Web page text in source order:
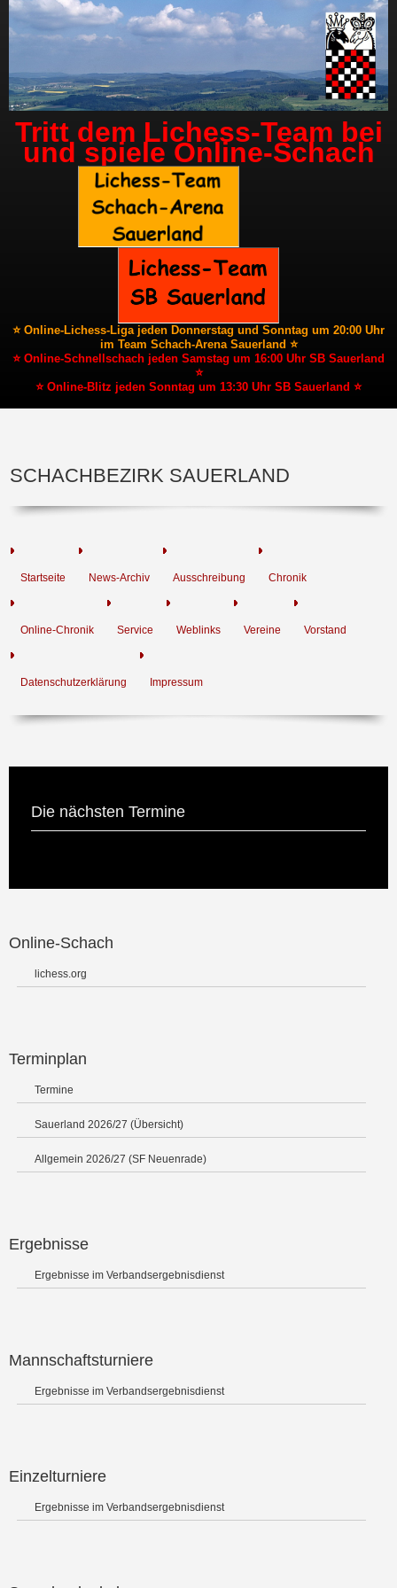
Tritt dem Lichess-Team bei
und spiele Online-Schach
⭐ Online-Lichess-Liga jeden Donnerstag und Sonntag um 20:00 Uhr
im Team Schach-Arena Sauerland ⭐
⭐ Online-Schnellschach jeden Samstag um 16:00 Uhr SB Sauerland
⭐
⭐ Online-Blitz jeden Sonntag um 13:30 Uhr SB Sauerland ⭐
SCHACHBEZIRK SAUERLAND
Startseite News-Archiv Ausschreibung Chronik
Online-Chronik Service Weblinks Vereine Vorstand
Datenschutzerklärung Impressum
Die nächsten Termine
Online-Schach
lichess.org
Terminplan
Termine
Sauerland 2026/27 (Übersicht)
Allgemein 2026/27 (SF Neuenrade)
Ergebnisse
Ergebnisse im Verbandsergebnisdienst
Mannschaftsturniere
Ergebnisse im Verbandsergebnisdienst
Einzelturniere
Ergebnisse im Verbandsergebnisdienst